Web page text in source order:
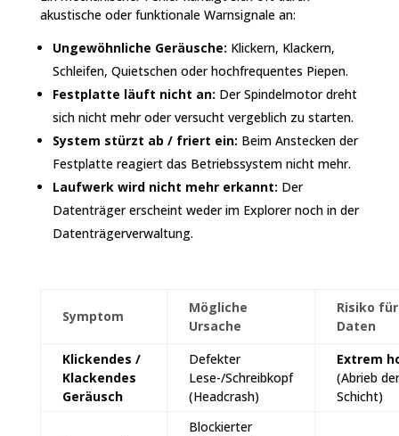
akustische oder funktionale Warnsignale an:
Ungewöhnliche Geräusche: Klickern, Klackern,
Schleifen, Quietschen oder hochfrequentes Piepen.
Festplatte läuft nicht an: Der Spindelmotor dreht
sich nicht mehr oder versucht vergeblich zu starten.
System stürzt ab / friert ein: Beim Anstecken der
Festplatte reagiert das Betriebssystem nicht mehr.
Laufwerk wird nicht mehr erkannt: Der
Datenträger erscheint weder im Explorer noch in der
Datenträgerverwaltung.
Symptom
Mögliche
Ursache
Risiko
Daten
Klickendes /
Klackendes
Geräusch
Defekter
Lese-/Schreibkopf
(Headcrash)
Extrem
(Abrieb der
Schicht)
Blockierter